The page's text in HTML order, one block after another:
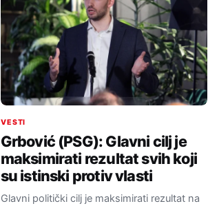
VESTI
Grbović (PSG): Glavni cilj je
maksimirati rezultat svih koji
su istinski protiv vlasti
Glavni politički cilj je maksimirati rezultat na